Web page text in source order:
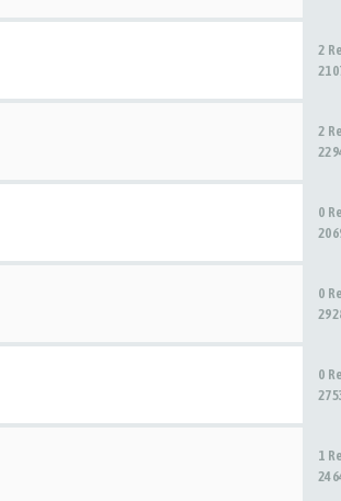
2
2
0
0
0
1